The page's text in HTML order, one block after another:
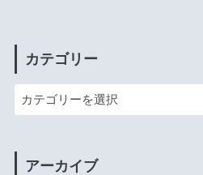
カテゴリー
アーカイブ